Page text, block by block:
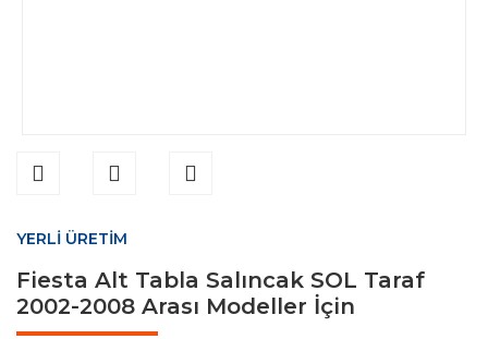
YERLİ ÜRETİM
Fiesta Alt Tabla Salıncak SOL Taraf
2002-2008 Arası Modeller İçin